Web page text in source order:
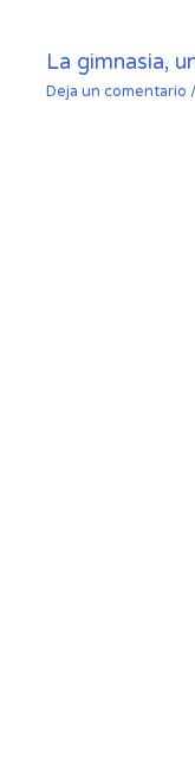
La gimnasia,
Deja un comentario /